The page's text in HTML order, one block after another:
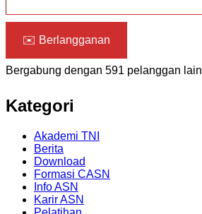
✉️ Berlangganan
Bergabung dengan 591 pelanggan lain
Kategori
Akademi TNI
Berita
Download
Formasi CASN
Info ASN
Karir ASN